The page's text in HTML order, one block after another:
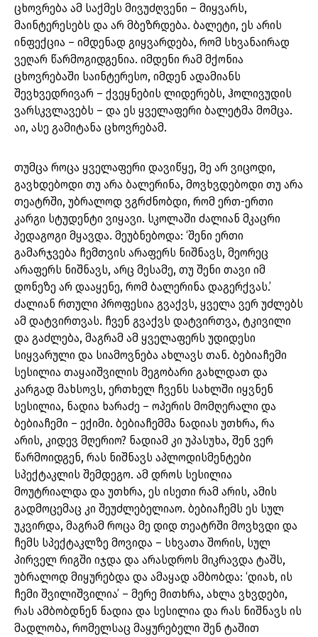
ცხოვრება ამ საქმეს მივუძღვენი – მიყვარს,
მაინტერესებს და არ მბეზრდება. ბალეტი, ეს არის
ინფექცია – იმდენად გიყვარდება, რომ სხვანაირად
ვეღარ წარმოგიდგენია. იმდენი რამ მქონია
ცხოვრებაში საინტერესო, იმდენ ადამიანს
შევხვედრივარ – ქვეყნების ლიდერებს, ჰოლივუდის
ვარსკვლავებს – და ეს ყველაფერი ბალეტმა მომცა.
აი, ასე გამიტანა ცხოვრებამ.
თუმცა როცა ყველაფერი დავიწყე, მე არ ვიცოდი,
გავხდებოდი თუ არა ბალერინა, მოვხვდებოდი თუ არა
თეატრში, უბრალოდ ვგრძნობდი, რომ ერთ-ერთი
კარგი სტუდენტი ვიყავი. სკოლაში ძალიან მკაცრი
პედაგოგი მყავდა. მეუბნებოდა: ‘შენი ერთი
გამარჯვება ჩემთვის არაფერს ნიშნავს, მეორეც
არაფერს ნიშნავს, არც მესამე, თუ შენი თავი იმ
დონეზე არ დააყენე, რომ ბალერინა დაგერქვას.’
ძალიან რთული პროფესია გვაქვს, ყველა ვერ უძლებს
ამ დატვირთვას. ჩვენ გვაქვს დატვირთვა, ტკივილი
და გაძლება, მაგრამ ამ ყველაფერს უდიდესი
სიყვარული და სიამოვნება ახლავს თან. ბებიაჩემი
სესილია თაყაიშვილის მეგობარი გახლდათ და
კარგად მახსოვს, ერთხელ ჩვენს სახლში იყვნენ
სესილია, ნადია ხარაძე – ოპერის მომღერალი და
ბებიაჩემი – ექიმი. ბებიაჩემმა ნადიას უთხრა, რა
არის, კიდევ მღერიო? ნადიამ კი უპასუხა, შენ ვერ
წარმოიდგენ, რას ნიშნავს აპლოდისმენტები
სპექტაკლის შემდეგო. ამ დროს სესილია
მოუტრიალდა და უთხრა, ეს ისეთი რამ არის, ამის
გადმოცემაც კი შეუძლებელიაო. ბებიაჩემს ეს სულ
უკვირდა, მაგრამ როცა მე დიდ თეატრში მოვხვდი და
ჩემს სპექტაკლზე მოვიდა – სხვათა შორის, სულ
პირველ რიგში იჯდა და არასდროს მიკრავდა ტაშს,
უბრალოდ მიყურებდა და ამაყად ამბობდა: ‘დიახ, ის
ჩემი შვილიშვილია’ – მერე მითხრა, ახლა ვხვდები,
რას ამბობდნენ ნადია და სესილია და რას ნიშნავს ის
მადლობა, რომელსაც მაყურებელი შენ ტაშით